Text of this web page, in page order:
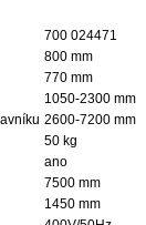
700 024471
800 mm
770 mm
1050-2300 mm
2600-7200 mm
50 kg
ano
7500 mm
1450 mm